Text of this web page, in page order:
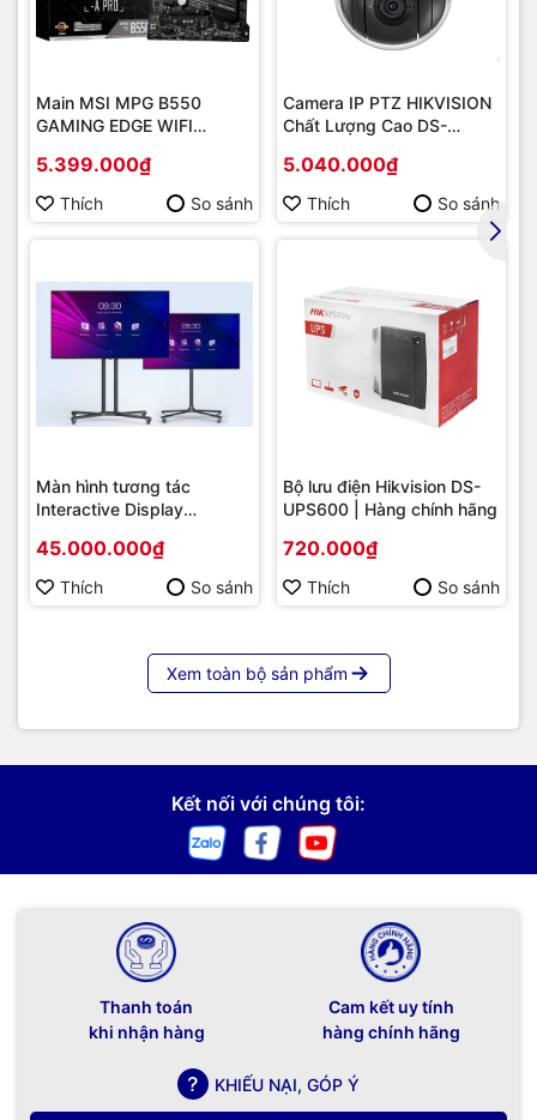
Main MSI MPG B550
GAMING EDGE WIFI
Socket AM4/ VGA
onboard)
5.399.000₫
Thích So sánh
Camera IP PTZ HIKVISION
Chất Lượng Cao DS-
5.040.000₫
Thích So sánh
Màn hình tương tác
Interactive Display
86 | Cấu hình cao cấp |
Hàng chính hãng
45.000.000₫
Thích So sánh
Bộ lưu điện Hikvision DS-
UPS600 | Hàng chính hãng
720.000₫
Thích So sánh
Xem toàn bộ sản phẩm
Kết nối với chúng tôi:
Thanh toán
khi nhận hàng
Cam kết uy tính
hàng chính hãng
KHIẾU NẠI, GÓP Ý